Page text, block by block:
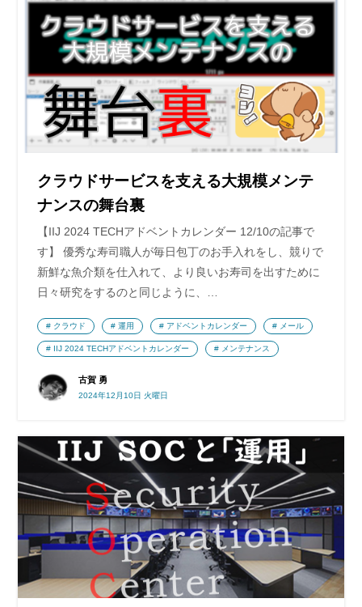
クラウドサービスを支える大規模メンテ
ナンスの舞台裏
【IIJ 2024 TECHアドベントカレンダー 12/10の記事で
す】 優秀な寿司職人が毎日包丁のお手入れをし、競りで
新鮮な魚介類を仕入れて、より良いお寿司を出すために
日々研究をするのと同じように、…
古賀 勇
2024年12月10日 火曜日
クラウド 運用 アドベントカレンダー メール
IIJ 2024 TECHアドベントカレンダー メンテナンス